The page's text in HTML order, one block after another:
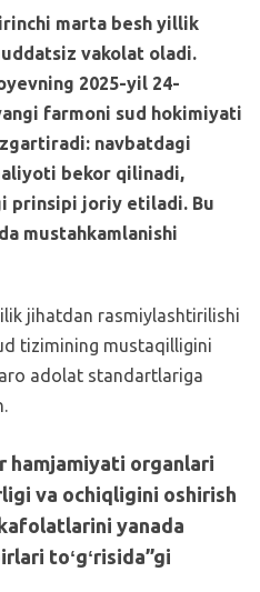
marta besh yillik
vakolat oladi.
2025-yil 24-
farmoni sud hokimiyati
navbatdagi
bekor qilinadi,
prinsipi joriy etiladi. Bu
mustahkamlanishi
jihatdan rasmiylashtirilishi
tizimining mustaqilligini
adolat standartlariga
hamjamiyati organlari
va ochiqligini oshirish
yanada
toʻgʻrisida”gi